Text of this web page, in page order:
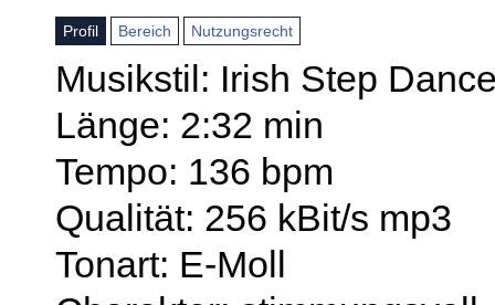
Profil Bereich Nutzungsrecht
Musikstil: Irish Step
Länge: 2:32 min
Tempo: 136 bpm
Qualität: 256 kBit/s mp3
Tonart: E-Moll